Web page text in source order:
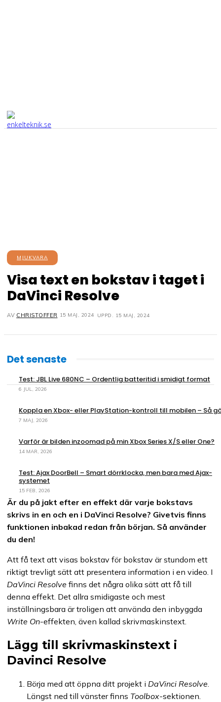
MJUKVARA
Visa text en bokstav i taget i
DaVinci Resolve
AV CHRISTOFFER 15 MAJ, 2024 UPPD. 15 MAJ, 2024
Det senaste
Test: JBL Live 680NC – Ordentlig batteritid i smidigt format
6 JUL, 2026
Koppla en Xbox- eller PlayStation-kontroll till mobilen – Så
7 MAJ, 2026
Varför är bilden inzoomad på min Xbox Series X/S eller One?
14 MAR, 2026
Test: Ajax DoorBell – Smart dörrklocka, men bara med Ajax-
systemet
15 FEB, 2026
Är du på jakt efter en effekt där varje bokstavs
skrivs in en och en i DaVinci Resolve? Givetvis finns
funktionen inbakad redan från början. Så använder
du den!
Att få text att visas bokstav för bokstav är stundom ett
riktigt trevligt sätt att presentera information i en video. I
DaVinci Resolve finns det några olika sätt att få till
denna effekt. Det allra smidigaste och mest
inställningsbara är troligen att använda den inbyggda
Write On-effekten, även kallad skrivmaskinstext.
Lägg till skrivmaskinstext i
Davinci Resolve
Börja med att öppna ditt projekt i DaVinci Resolve.
Längst ned till vänster finns Toolbox-sektionen.